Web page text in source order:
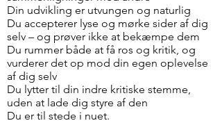
Din udvikling er utvungen og naturlig
Du accepterer lyse og mørke sider af dig
selv – og prøver ikke at bekæmpe dem
Du rummer både at få ros og kritik, og
vurderer det op mod din egen oplevelse
af dig selv
Du lytter til din indre kritiske stemme,
uden at lade dig styre af den
Du er til stede i nuet.